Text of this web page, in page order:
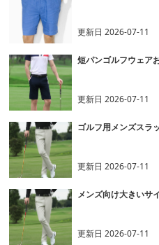
更新日2026-07-11
短パンゴルフウェア
更新日2026-07-11
ゴルフ用メンズスラ
更新日2026-07-11
メンズ向け大きいサ
更新日2026-07-11